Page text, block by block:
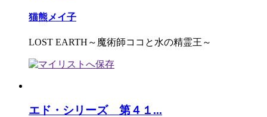
猫熊メイ子
LOST EARTH～魔術師ココと水の精霊王～
エド・シリーズ 第４１...